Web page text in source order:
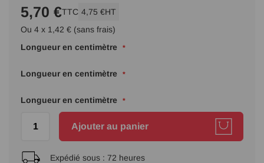
d’images
5,70 €TTC 4,75 €HT
Ou 4 x 1,42 € (sans frais)
Longueur en centimètre
Longueur en centimètre
Longueur en centimètre
Ajouter au panier
Expédié sous : 72 heures